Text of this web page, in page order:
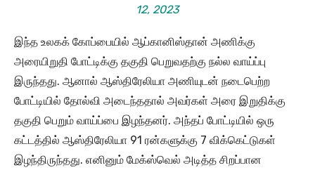
12, 2023
இந்த உலகக் கோப்பையில் ஆப்கானிஸ்தான் அணிக்கு
அரையிறுதி போட்டிக்கு தகுதி பெறுவதற்கு நல்ல வாய்ப்பு
இருந்தது. ஆனால் ஆஸ்திரேலியா அணியுடன் நடைபெற்ற
போட்டியில் தோல்வி அடைந்ததால் அவர்கள் அரை இறுதிக்கு
தகுதி பெறும் வாய்ப்பை இழந்தனர். அந்தப் போட்டியில் ஒரு
கட்டத்தில் ஆஸ்திரேலியா 91 ரன்களுக்கு 7 விக்கெட்டுகள்
இழந்திருந்தது. எனினும் மேக்ஸ்வெல் அடித்த சிறப்பான